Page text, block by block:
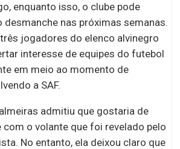
enquanto isso, o clube pode
desmanche nas próximas semanas.
jogadores do elenco alvinegro
interesse de equipes do futebol
em meio ao momento de
a SAF.
admitiu que gostaria de
o volante que foi revelado pelo
No entanto, ela deixou claro que